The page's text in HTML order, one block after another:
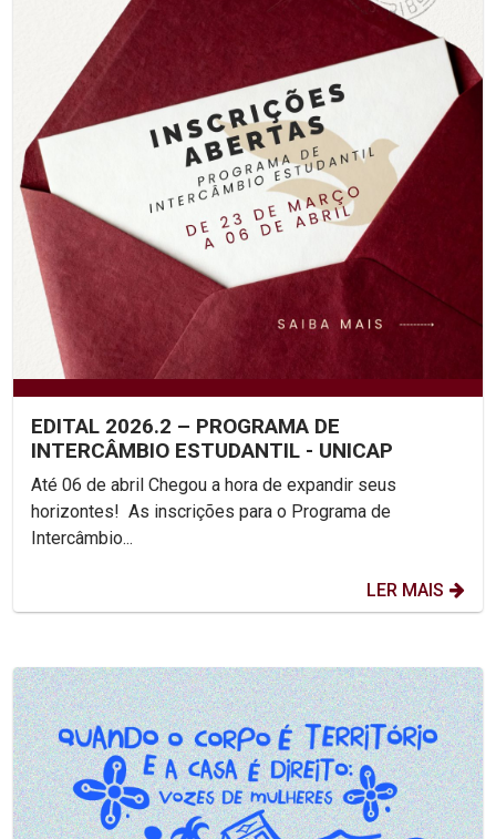
EDITAL 2026.2 – PROGRAMA DE
INTERCÂMBIO ESTUDANTIL - UNICAP
Até 06 de abril Chegou a hora de expandir seus
horizontes! As inscrições para o Programa de
Intercâmbio...
LER MAIS